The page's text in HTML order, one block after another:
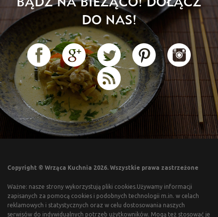
DO NAS!
Copyright © Wrząca Kuchnia 2026. Wszystkie prawa zastrzeżone
Ważne: nasze strony wykorzystują pliki cookies.Używamy informacji
zapisanych za pomocą cookies i podobnych technologii m.in. w celach
reklamowych i statystycznych oraz w celu dostosowania naszych
serwisów do indywidualnych potrzeb użytkowników. Mogą też stosować je